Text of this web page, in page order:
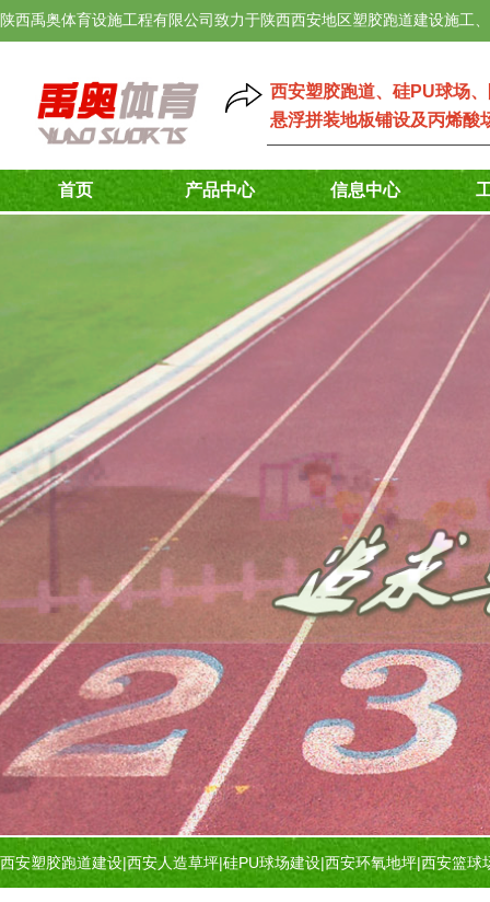
西安塑胶跑道建设|西安人造草坪|硅PU球场建设|西安环氧地坪|西安篮球
西安塑胶跑道、 硅PU球场、
悬浮拼装地板铺设及丙烯酸
陕西禹奥体育设施工程有限公司致力于陕西西安地区塑胶跑道建设施工
首页 产品中心 信息中心